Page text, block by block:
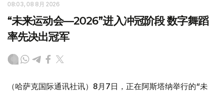
08:03, 08 8月 2026
“未来运动会—2026”进入冲冠阶段 数字舞蹈
率先决出冠军
（哈萨克国际通讯社讯）8月7日，正在阿斯塔纳举行的“未